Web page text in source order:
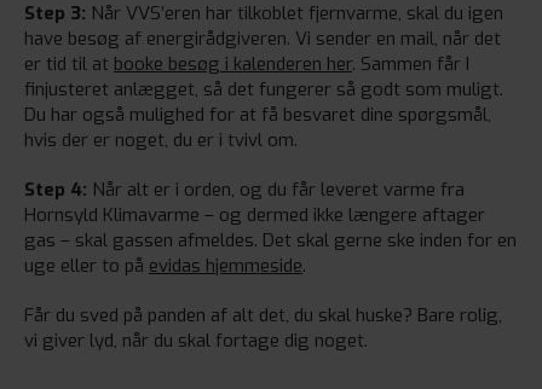
Step 3: Når VVS’eren har tilkoblet fjernvarme, skal du igen
have besøg af energirådgiveren. Vi sender en mail, når det
er tid til at booke besøg i kalenderen her. Sammen får I
finjusteret anlægget, så det fungerer så godt som muligt.
Du har også mulighed for at få besvaret dine spørgsmål,
hvis der er noget, du er i tvivl om.
Step 4: Når alt er i orden, og du får leveret varme fra
Hornsyld Klimavarme – og dermed ikke længere aftager
gas – skal gassen afmeldes. Det skal gerne ske inden for en
uge eller to på evidas hjemmeside.
Får du sved på panden af alt det, du skal huske? Bare rolig,
vi giver lyd, når du skal fortage dig noget.